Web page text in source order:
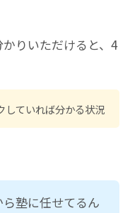
りいただけると、4
していれば分かる状況
塾に任せてるん